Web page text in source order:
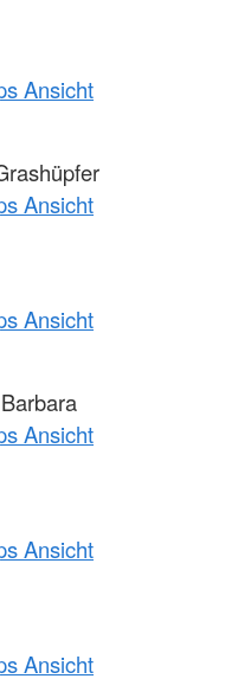
Ansicht
Ansicht
Ansicht
Ansicht
Ansicht
Ansicht